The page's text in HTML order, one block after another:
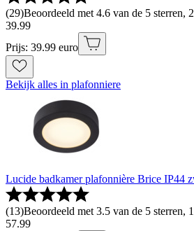
(29)Beoordeeld met 4.6 van de 5 sterren,
39.99
Prijs: 39.99 euro
Bekijk alles in plafonniere
Lucide badkamer plafonnière Brice IP44
(13)Beoordeeld met 3.5 van de 5 sterren,
57.99